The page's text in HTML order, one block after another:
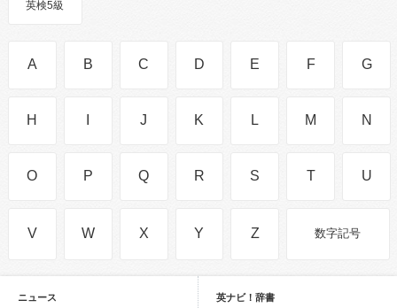
英検5級
A B C D E F G
H J K L M N
O P Q R S T U
V W X Y Z 数字記号
ニュース 英ナビ！辞書